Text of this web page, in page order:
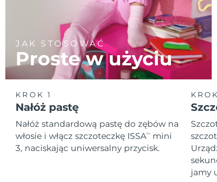
JAK STOSOWAĆ
Proste w użyciu
KROK 1
Nałóż pastę
Nałóż standardową pastę do zębów na
włosie i włącz szczoteczkę ISSATM
mini
3, naciskając uniwersalny przycisk.
jamy